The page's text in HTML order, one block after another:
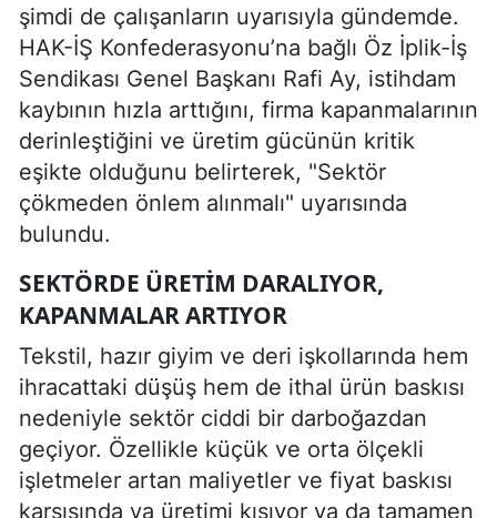
şimdi de çalışanların uyarısıyla gündemde.
HAK-İŞ Konfederasyonu’na bağlı Öz İplik-İş
Sendikası Genel Başkanı Rafi Ay, istihdam
kaybının hızla arttığını, firma kapanmalarının
derinleştiğini ve üretim gücünün kritik
eşikte olduğunu belirterek, "Sektör
çökmeden önlem alınmalı" uyarısında
bulundu.
SEKTÖRDE ÜRETIM DARALIYOR,
KAPANMALAR ARTIYOR
Tekstil, hazır giyim ve deri işkollarında hem
ihracattaki düşüş hem de ithal ürün baskısı
nedeniyle sektör ciddi bir darboğazdan
geçiyor. Özellikle küçük ve orta ölçekli
işletmeler artan maliyetler ve fiyat baskısı
karşısında ya üretimi kısıyor ya da tamamen